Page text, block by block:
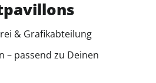
& Grafikabteilung
– passend zu Deinen